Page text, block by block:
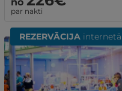
par nakti
REZERVĀCIJA internetā